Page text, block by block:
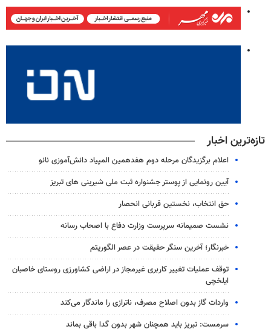
تازه‌ترین اخبار
اعلام برگزیدگان مرحله دوم هفدهمین المپیاد دانش‌آموزی نانو
آیین رونمایی از پوستر جشنواره ثبت ملی شیرینی های تبریز
حق انتخاب، نخستین قربانی انحصار
نشست صمیمانه سرپرست وزارت دفاع با اصحاب رسانه
خبرنگار؛ آخرین سنگر حقیقت در عصر الگوریتم
توقف عملیات تغییر کاربری غیرمجاز در اراضی کشاورزی روستای خاصبان
ایلخچی
واردات گاز بدون اصلاح مصرف، ناترازی را ماندگار می‌کند
سرمست: تبریز باید همچنان شهر بدون گدا باقی بماند